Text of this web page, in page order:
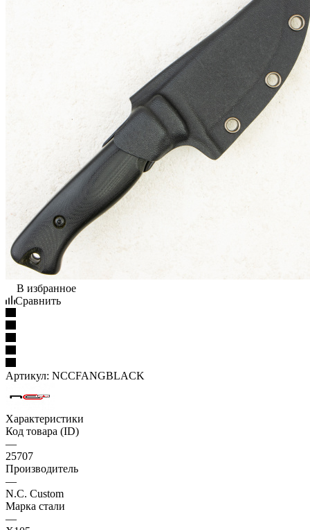
В избранное
Сравнить
Артикул: NCCFANGBLACK
Характеристики
Код товара (ID)
—
25707
Производитель
—
N.C. Custom
Марка стали
—